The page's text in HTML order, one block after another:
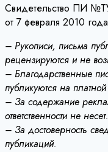
Свидетельство ПИ
от 7 февраля 2010
– Рукописи, письма
рецензируются и не
– Благодарственные
публикуются на
– За содержание
ответственности не несет.
– За достоверность
публикаций.